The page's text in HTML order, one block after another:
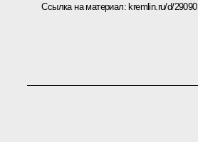
Ссылка на материал:kremlin.ru/d/29090